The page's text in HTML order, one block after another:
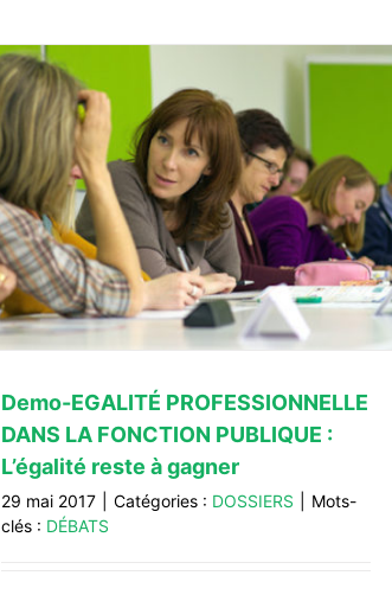
Demo-EGALITÉ PROFESSIONNELLE
DANS LA FONCTION PUBLIQUE :
L’égalité reste à gagner
29 mai 2017 Catégories : DOSSIERS
Mots-
clés : DÉBATS